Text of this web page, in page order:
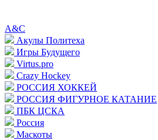
A&C
Акулы Политеха
Игры Будущего
Virtus.pro
Crazy Hockey
РОССИЯ ХОККЕЙ
РОССИЯ ФИГУРНОЕ КАТАНИЕ
ПБК ЦСКА
Россия
Маскоты